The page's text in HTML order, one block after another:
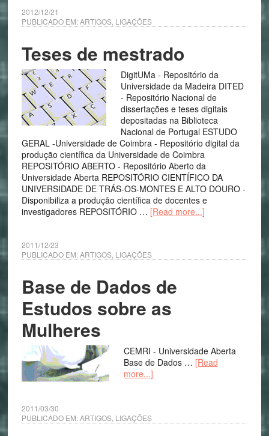
2012/12/21
PUBLICADO EM:ARTIGOS, LIGAÇÕES
Teses de mestrado
DigitUMa - Repositório da
Universidade da Madeira DITED
- Repositório Nacional de
dissertações e teses digitais
depositadas na Biblioteca
Nacional de Portugal ESTUDO
GERAL -Universidade de Coimbra - Repositório digital da
produção científica da Universidade de Coimbra
REPOSITÓRIO ABERTO - Repositório Aberto da
Universidade Aberta REPOSITÓRIO CIENTÍFICO DA
UNIVERSIDADE DE TRÁS-OS-MONTES E ALTO DOURO -
Disponibiliza a produção científica de docentes e
investigadores REPOSITÓRIO … [Read more...]
2011/12/23
PUBLICADO EM:ARTIGOS, LIGAÇÕES
Base de Dados de
Estudos sobre as
Mulheres
CEMRI - Universidade Aberta
Base de Dados … [Read
more...]
2011/03/30
PUBLICADO EM:ARTIGOS, LIGAÇÕES